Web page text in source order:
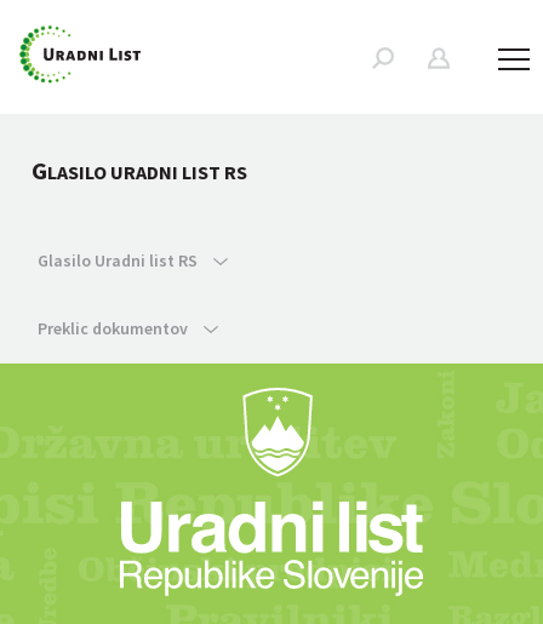
GLASILO URADNI LIST RS
Glasilo Uradni list RS
Preklic dokumentov